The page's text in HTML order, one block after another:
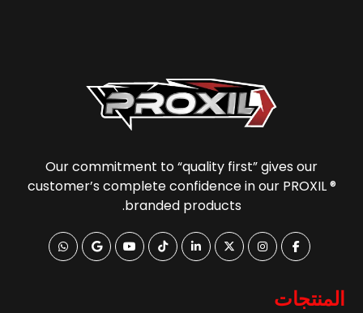
Our commitment to “quality first” gives our
customer’s complete confidence in our PROXIL ®
branded products.
المنتجات